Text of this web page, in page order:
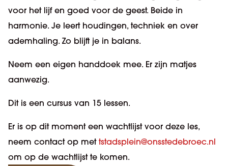
voor het lijf en goed voor de geest. Beide in
harmonie. Je leert houdingen, techniek en over
ademhaling. Zo blijft je in balans.
Neem een eigen handdoek mee. Er zijn matjes
aanwezig.
Dit is een cursus van 15 lessen.
Er is op dit moment een wachtlijst voor deze les,
neem contact op met tstadsplein@onsstedebroec.nl
om op de wachtlijst te komen.